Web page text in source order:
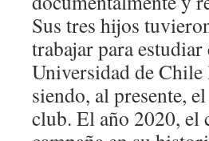
Sus tres hijos
trabajar para
Universidad de
siendo, al presente,
club. El año 2020, el